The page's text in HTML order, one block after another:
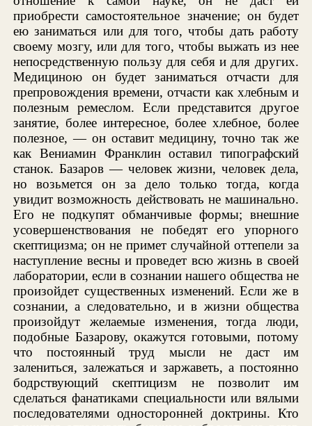
приобрести самостоятельное значение; он будет
ею заниматься или для того, чтобы дать работу
своему мозгу, или для того, чтобы выжать из нее
непосредственную пользу для себя и для других.
Медициною он будет заниматься отчасти для
препровождения времени, отчасти как хлебным и
полезным ремеслом. Если представится другое
занятие, более интересное, более хлебное, более
полезное, — он оставит медицину, точно так же
как Вениамин Франклин оставил типографский
станок. Базаров — человек жизни, человек дела,
но возьмется он за дело только тогда, когда
увидит возможность действовать не машинально.
Его не подкупят обманчивые формы; внешние
усовершенствования не победят его упорного
скептицизма; он не примет случайной оттепели за
наступление весны и проведет всю жизнь в своей
лаборатории, если в сознании нашего общества не
произойдет существенных изменений. Если же в
сознании, а следовательно, и в жизни общества
произойдут желаемые изменения, тогда люди,
подобные Базарову, окажутся готовыми, потому
что постоянный труд мысли не даст им
залениться, залежаться и заржаветь, а постоянно
бодрствующий скептицизм не позволит им
сделаться фанатиками специальности или вялыми
последователями односторонней доктрины. Кто